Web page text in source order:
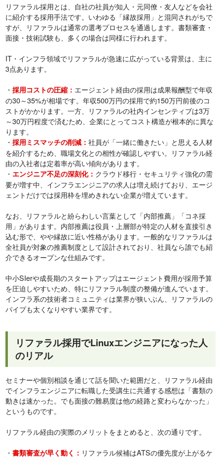
リファラル採用とは、自社の社員が知人・元同僚・友人などを会社
に紹介する採用手法です。いわゆる「縁故採用」と混同されがちで
すが、リファラルは通常の選考プロセスを通過します。書類審査・
面接・技術試験も、多くの場合は同様に行われます。
IT・インフラ領域でリファラルが急速に広がっている背景は、主に
3点あります。
・採用コストの圧縮： エージェント経由の採用は成果報酬型で年収
の30～35%が相場です。年収500万円の採用で約150万円前後のコ
ストがかかります。一方、リファラルの社内インセンティブは3万
～30万円程度で済むため、企業にとってコスト構造が根本的に異な
ります。
・採用ミスマッチの削減：社員が「一緒に働きたい」と思える人材
を紹介するため、職場文化との相性が確認しやすい。リファラル経
由の入社者は定着率が高い傾向があります。
・ エンジニア不足の深刻化： クラウド移行・セキュリティ強化の需
要が増す中、インフラエンジニアの求人は増え続けており、エージ
ェントだけでは採用枠を埋めきれない企業が増えています。
なお、リファラルと紛らわしい言葉として「内部推薦」「コネ採
用」があります。内部推薦は役員・上層部が特定の人材を直接引き
込む形で、やや縁故に近い性格があります。一般的なリファラルは
全社員が対象の推薦制度として設計されており、社員なら誰でも紹
介できるオープンな仕組みです。
中小SIerや成長期のスタートアップはエージェント費用が採用予算
を圧迫しやすいため、特にリファラル制度の整備が進んでいます。
インフラ系の技術者コミュニティは業界が狭いぶん、リファラルの
パイプも太くなりやすい業界です。
リファラル採用でLinuxエンジニアになった人
のリアル
セミナーや個別相談を通じて話を聞いた範囲だと、リファラル経由
でインフラエンジニアに転職した受講生に共通する感想は「書類の
動きは速かった。でも面接の難易度は他の経路と変わらなかった」
というものです。
リファラル経由の実際のメリットをまとめると、次の通りです。
・書類審査が早く動く： リファラル候補はATSの優先度が上がるケ